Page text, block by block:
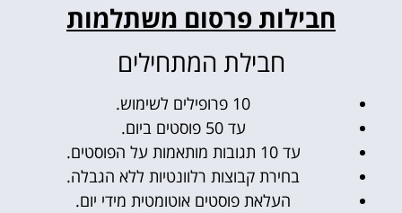
חבילות פרסום משתלמות
חבילת המתחילים
10 פרופילים לשימוש.
עד 50 פוסטים ביום.
עד 10 תגובות מותאמות על הפוסטים.
בחירת קבוצות רלוונטיות ללא הגבלה.
העלאת פוסטים אוטומטית מידי יום.